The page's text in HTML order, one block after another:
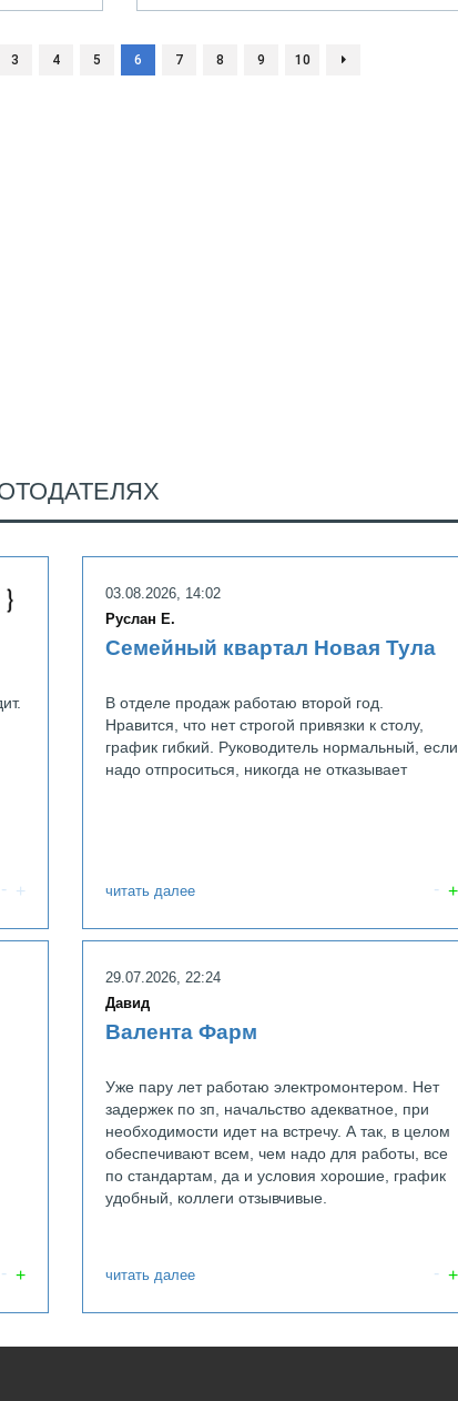
3 4 5 6 7 8 9 10
03.08.2026, 14:02
Руслан Е.
Семейный квартал Новая Тула
В отделе продаж работаю второй год.
Нравится, что нет строгой привязки к столу,
график гибкий. Руководитель нормальный, если
надо отпроситься, никогда не отказывает
читать далее
29.07.2026, 22:24
Давид
Валента Фарм
Уже пару лет работаю электромонтером. Нет
задержек по зп, начальство адекватное, при
необходимости идет на встречу. А так, в целом
обеспечивают всем, чем надо для работы, все
по стандартам, да и условия хорошие, график
удобный, коллеги отзывчивые.
читать далее